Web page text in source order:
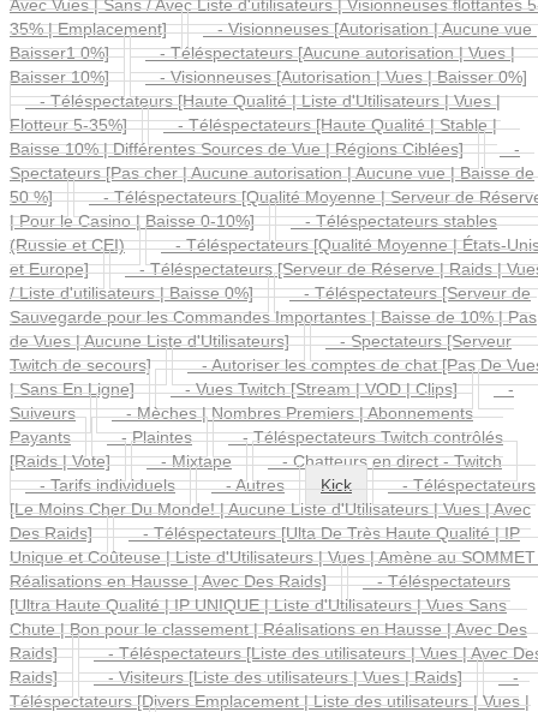
Avec Vues | Sans / Avec Liste d'utilisateurs | Visionneuses flottantes
35% | Emplacement]
- Visionneuses [Autorisation | Aucune vue
Baisser1 0%]
- Téléspectateurs [Aucune autorisation | Vues |
Baisser 10%]
- Visionneuses [Autorisation | Vues | Baisser 0%]
- Téléspectateurs [Haute Qualité | Liste d'Utilisateurs | Vues |
Flotteur 5-35%]
- Téléspectateurs [Haute Qualité | Stable |
Baisse 10% | Différentes Sources de Vue | Régions Ciblées]
-
Spectateurs [Pas cher | Aucune autorisation | Aucune vue | Baisse de
50 %]
- Téléspectateurs [Qualité Moyenne | Serveur de
| Pour le Casino | Baisse 0-10%]
- Téléspectateurs stables
(Russie et CEI)
- Téléspectateurs [Qualité Moyenne | États-
et Europe]
- Téléspectateurs [Serveur de Réserve | Raids |
/ Liste d'utilisateurs | Baisse 0%]
- Téléspectateurs [Serveur de
Sauvegarde pour les Commandes Importantes | Baisse de 10% | Pas
de Vues | Aucune Liste d'Utilisateurs]
- Spectateurs [Serveur
Twitch de secours]
- Autoriser les comptes de chat [Pas De
| Sans En Ligne]
- Vues Twitch [Stream | VOD | Clips]
-
Suiveurs
- Mèches | Nombres Premiers | Abonnements
Payants
- Plaintes
- Téléspectateurs Twitch contrôlés
[Raids | Vote]
- Mixtape
- Chatteurs en direct - Twitch
- Tarifs individuels
- Autres Kick
- Téléspectateurs
[Le Moins Cher Du Monde! | Aucune Liste d'Utilisateurs | Vues | Avec
Des Raids]
- Téléspectateurs [Ulta De Très Haute Qualité | IP
Unique et Coûteuse | Liste d'Utilisateurs | Vues | Amène au
Réalisations en Hausse | Avec Des Raids]
- Téléspectateurs
[Ultra Haute Qualité | IP UNIQUE | Liste d'Utilisateurs | Vues Sans
Chute | Bon pour le classement | Réalisations en Hausse | Avec Des
Raids]
- Téléspectateurs [Liste des utilisateurs | Vues | Avec
Raids]
- Visiteurs [Liste des utilisateurs | Vues | Raids]
-
Téléspectateurs [Divers Emplacement | Liste des utilisateurs | Vues |